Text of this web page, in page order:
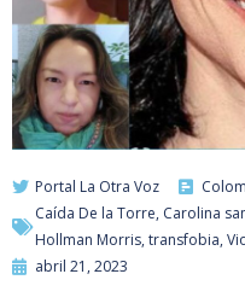
Portal La Otra Voz
Caída De la Torre, Carolina
Hollman Morris, transfobia,
abril 21, 2023